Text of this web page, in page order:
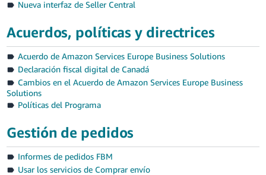
本
語
-
JP
English
Español
- ES
Iniciar
sesión
Registrarse
Nueva interfaz de Seller Central
Acuerdos, políticas y directrices
Acuerdo de Amazon Services Europe Business Solutions
Declaración fiscal digital de Canadá
Cambios en el Acuerdo de Amazon Services Europe Business
Solutions
Políticas del Programa
Gestión de pedidos
Informes de pedidos FBM
Usar los servicios de Comprar envío